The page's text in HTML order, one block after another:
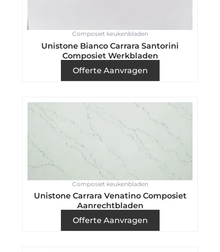
Composiet keukenbladen
Unistone Bianco Carrara Santorini
Composiet Werkbladen
Offerte Aanvragen
Composiet keukenbladen
Unistone Carrara Venatino Composiet
Aanrechtbladen
Offerte Aanvragen